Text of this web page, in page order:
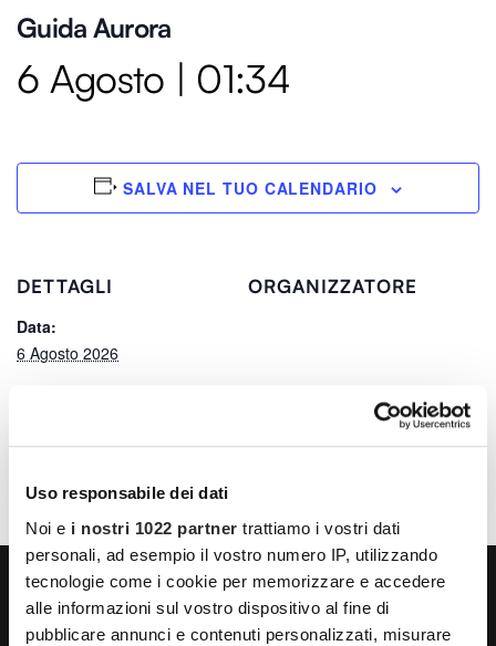
Uso responsabile dei dati
Noi e i nostri 1022 partner trattiamo i vostri dati
personali, ad esempio il vostro numero IP, utilizzando
tecnologie come i cookie per memorizzare e accedere
alle informazioni sul vostro dispositivo al fine di
pubblicare annunci e contenuti personalizzati, misurare
Guida Aurora
6 Agosto | 01:34
SALVA NEL TUO CALENDARIO
DETTAGLI
Data:
6 Agosto 2026
ORGANIZZATORE